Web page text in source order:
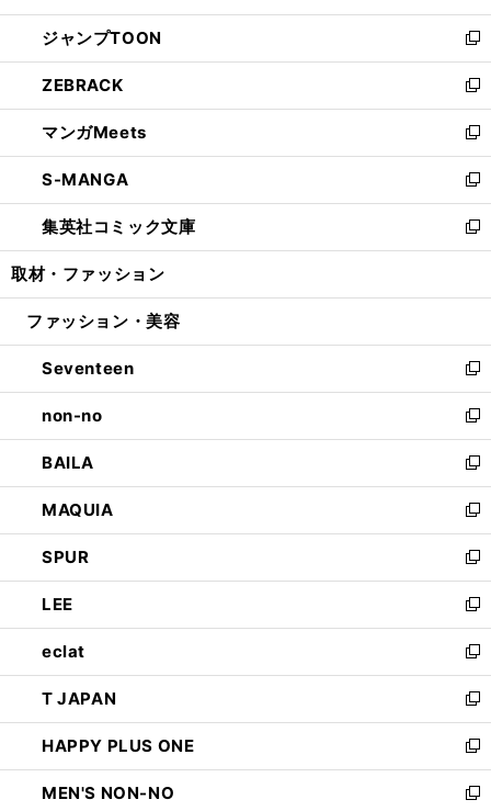
開
く
ウ
で
開
く
ン
ド
ウ
で
開
く
ウ
ィ
ン
ド
ウ
で
開
く
し
い
ウ
ィ
ン
ド
ウ
で
開
く
ジャンプTOON
新
し
い
ウ
ィ
ン
ド
ウ
で
開
ZEBRACK
新
し
い
ウ
ィ
ン
ド
ウ
開
マンガMeets
新
し
い
ウ
ィ
ン
ウ
開
く
S-MANGA
新
し
い
ウ
ン
ウ
で
開
く
集英社コミック文庫
新
し
ウ
ン
ド
ウ
で
開
く
取材・ファッション
ファッション・美容
Seventeen
新
し
い
ウ
ィ
ン
ド
ウ
で
開
く
non-no
新
し
い
ウ
ィ
ン
ド
ウ
で
開
く
BAILA
新
し
い
ウ
ィ
ン
ド
ウ
で
開
く
MAQUIA
新
し
い
ウ
ィ
ン
ド
ウ
で
開
く
SPUR
新
し
い
ウ
ィ
ン
ド
ウ
で
開
く
LEE
新
し
い
ウ
ィ
ン
ド
ウ
で
eclat
新
し
い
ウ
ィ
ン
ド
T JAPAN
新
し
い
ウ
ィ
HAPPY PLUS ONE
新
し
い
MEN'S NON-NO
新